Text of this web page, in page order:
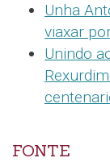
Unha
viaxar
Unindo
FONTE